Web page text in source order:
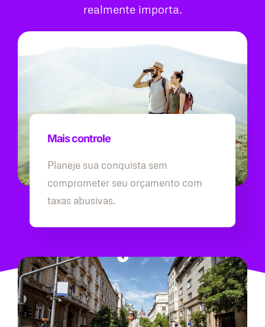
realmente importa.
Mais controle
Planeje sua conquista sem
comprometer seu orçamento com
taxas abusivas.